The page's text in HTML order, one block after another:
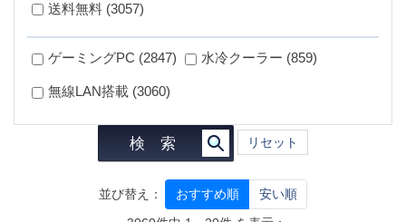
送料無料 (3057)
ゲーミングPC (2847) 水冷クーラー (859)
無線LAN搭載 (3060)
検 索 リセット
並び替え： おすすめ順
安い順